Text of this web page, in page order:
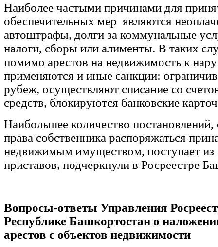
Наиболее частыми причинами для
обеспечительных мер являются
автоштрафы, долги за коммунальные
налоги, сборы или алименты. В таких
помимо арестов на недвижимость к
применяются и иные санкции:
рубеж, осуществляют списание со
средств, блокируются банковские
Наибольшее количество
права собственника распоряжаться
недвижимым имуществом, поступает
приставов, подчеркнули в Росреестре
Вопросы-ответы Управления
Республике Башкортостан о
арестов с объектов недвижимости